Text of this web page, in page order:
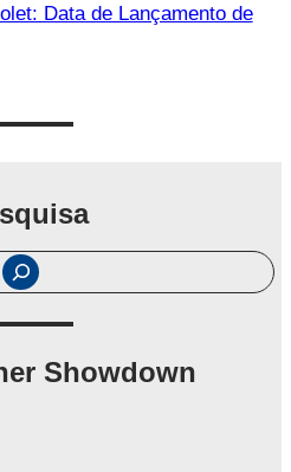
Data de Lançamento de
Showdown